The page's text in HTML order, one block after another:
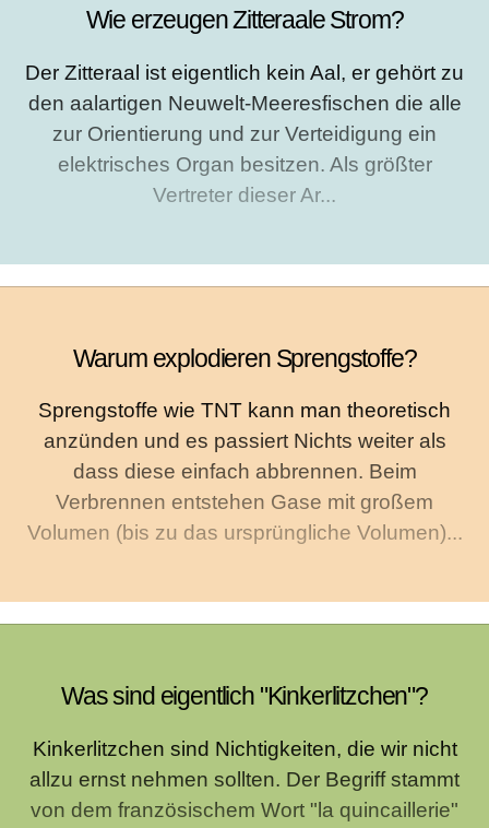
Wie erzeugen Zitteraale Strom?
Der Zitteraal ist eigentlich kein Aal, er gehört zu
den aalartigen Neuwelt-Meeresfischen die alle
zur Orientierung und zur Verteidigung ein
elektrisches Organ besitzen. Als größter
Vertreter dieser Ar...
Warum explodieren Sprengstoffe?
Sprengstoffe wie TNT kann man theoretisch
anzünden und es passiert Nichts weiter als
dass diese einfach abbrennen. Beim
Verbrennen entstehen Gase mit großem
Volumen (bis zu das ursprüngliche Volumen)...
Was sind eigentlich "Kinkerlitzchen"?
Kinkerlitzchen sind Nichtigkeiten, die wir nicht
allzu ernst nehmen sollten. Der Begriff stammt
von dem französischem Wort "la quincaillerie"